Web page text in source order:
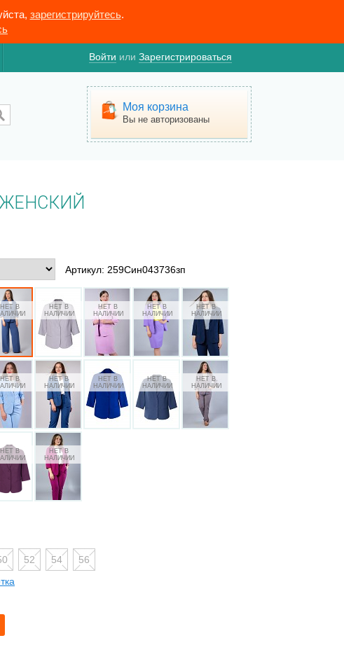
зарегистрируйтесь.
Войти или Зарегистрироваться
Моя корзина
Вы не авторизованы
Артикул: 259Син043736зп
52 54
56